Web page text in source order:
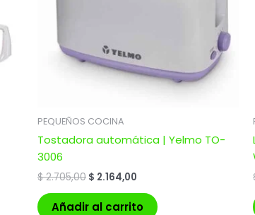
PEQUEÑOS COCINA
Tostadora automática | Yelmo TO-
3006
$2.705,00 $ 2.164,00
Añadir al carrito